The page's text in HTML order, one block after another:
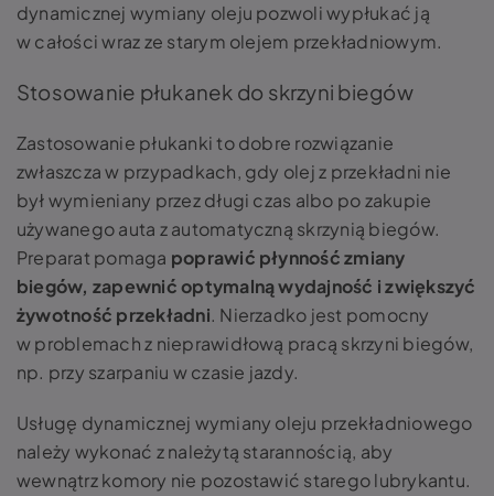
dynamicznej wymiany oleju pozwoli wypłukać ją
w całości wraz ze starym olejem przekładniowym.
Stosowanie płukanek do skrzyni biegów
Zastosowanie płukanki to dobre rozwiązanie
zwłaszcza w przypadkach, gdy olej z przekładni nie
był wymieniany przez długi czas albo po zakupie
używanego auta z automatyczną skrzynią biegów.
Preparat pomaga poprawić płynność zmiany
biegów, zapewnić optymalną wydajność i zwiększyć
żywotność przekładni. Nierzadko jest pomocny
w problemach z nieprawidłową pracą skrzyni biegów,
np. przy szarpaniu w czasie jazdy.
Usługę dynamicznej wymiany oleju przekładniowego
należy wykonać z należytą starannością, aby
wewnątrz komory nie pozostawić starego lubrykantu.